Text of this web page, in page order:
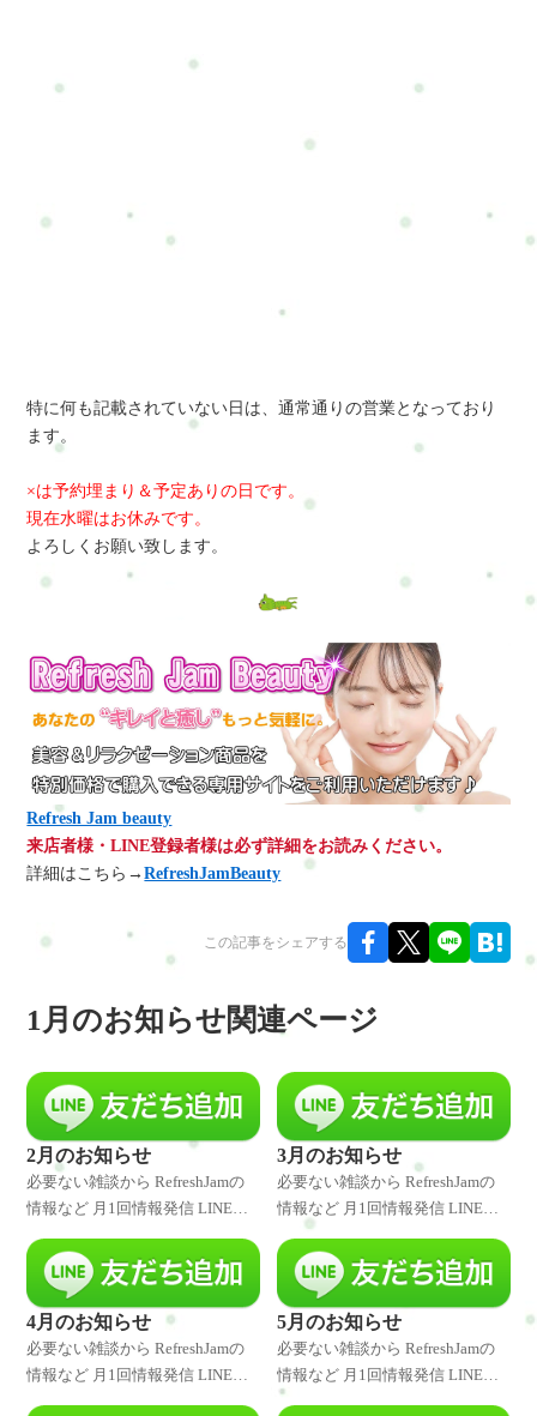
特に何も記載されていない日は、通常通りの営業となっており
ます。
×は予約埋まり＆予定ありの日です。
現在水曜はお休みです。
よろしくお願い致します。
Refresh Jam beauty
来店者様・LINE登録者様は必ず詳細をお読みください。
詳細はこちら→RefreshJamBeauty
この記事をシェアする
1月のお知らせ関連ページ
2月のお知らせ
必要ない雑談から RefreshJamの
情報など 月1回情報発信 LINE登
早くお伝えしています。 是非、
LINE登録してくださいね♪ 特別
なキャンペーンやクーポ
3月のお知らせ
必要ない雑談から RefreshJamの
情報など 月1回情報発信 LINE登
録者様には発信したことをいち
早くお伝えしています。 是非、
LINE登録してくださいね♪ 特別
なキャンペーンやクーポ
4月のお知らせ
必要ない雑談から RefreshJamの
情報など 月1回情報発信 LINE登
5月のお知らせ
必要ない雑談から RefreshJamの
情報など 月1回情報発信 LINE登